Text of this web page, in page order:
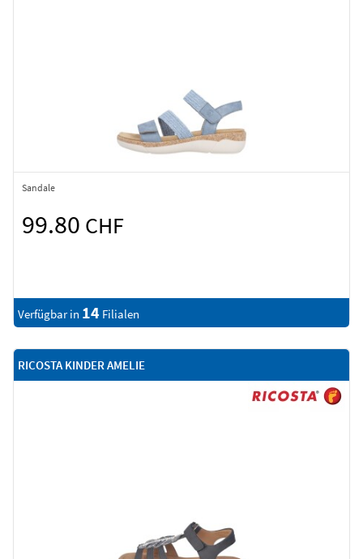
Sandale
99.80 CHF
Verfügbar in 14 Filialen
RICOSTA KINDER AMELIE